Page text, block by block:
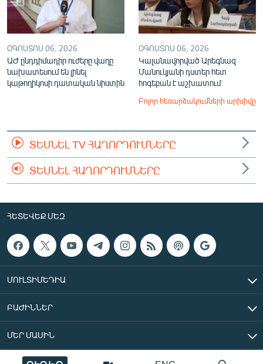
ՕԳՈՍՏՈՍ 06, 2026
ԱԺ ընդդիմադիր ուժերը վաղը
նախատեսում են լինել
կաթողիկոսի դատական նիստին
ՕԳՈՍՏՈՍ 06, 2026
Կալանավորված Արեգնազ
Մանուկյանի դստեր հետ
հոգեբան է աշխատում
Բոլոր հեռարձակումների արխիվը
ՏԵՍՆԵԼ TV ՀԱՂՈՐԴՈՒՄՆԵՐԸ
ՏԵՍՆԵԼ ՀԱՂՈՐԴՈՒՄՆԵՐԸ
ՀԵՏԵՎԵՔ ՄԵԶ
ՄՈՒԼՏԻՄԵԴԻԱ
ԲԱԺԻՆՆԵՐ
ՄԵՐ ՄԱՍԻՆ